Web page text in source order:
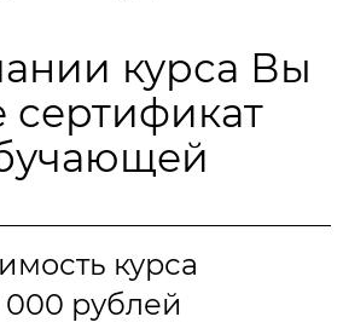
курса Вы
сертификат
курса
000 рублей